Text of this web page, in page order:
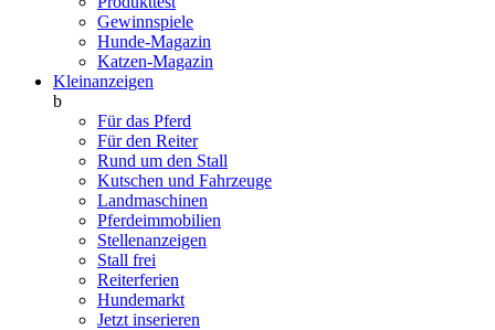
Gewinnspiele
Hunde-Magazin
Katzen-Magazin
Kleinanzeigen
b
Für das Pferd
Für den Reiter
Rund um den Stall
Kutschen und Fahrzeuge
Landmaschinen
Pferdeimmobilien
Stellenanzeigen
Stall frei
Reiterferien
Hundemarkt
Jetzt inserieren